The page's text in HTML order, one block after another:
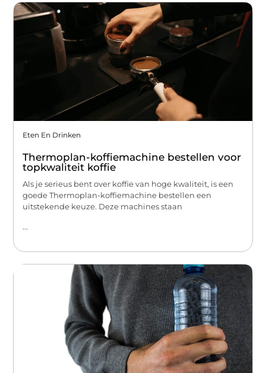
Eten En Drinken
Thermoplan-koffiemachine bestellen voor
topkwaliteit koffie
Als je serieus bent over koffie van hoge kwaliteit, is een
goede Thermoplan-koffiemachine bestellen een
uitstekende keuze. Deze machines staan
...